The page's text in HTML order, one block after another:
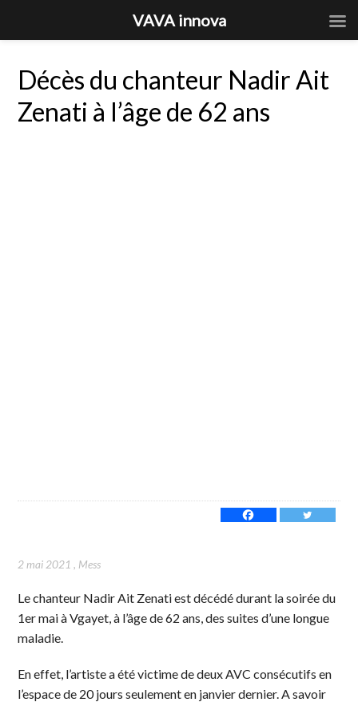
Décès du chanteur Nadir Ait
Zenati à l’âge de 62 ans
2 mai 2021 , Mess
Le chanteur Nadir Ait Zenati est décédé durant la soirée du
1er mai à Vgayet, à l’âge de 62 ans, des suites d’une longue
maladie.
En effet, l’artiste a été victime de deux AVC consécutifs en
l’espace de 20 jours seulement en janvier dernier. A savoir
VAVA innova